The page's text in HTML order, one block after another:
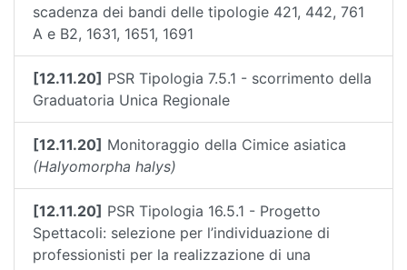
scadenza dei bandi delle tipologie 421, 442, 761
A e B2, 1631, 1651, 1691
[12.11.20] PSR Tipologia 7.5.1 - scorrimento della
Graduatoria Unica Regionale
[12.11.20] Monitoraggio della Cimice asiatica
(Halyomorpha halys)
[12.11.20] PSR Tipologia 16.5.1 - Progetto
Spettacoli: selezione per l’individuazione di
professionisti per la realizzazione di una